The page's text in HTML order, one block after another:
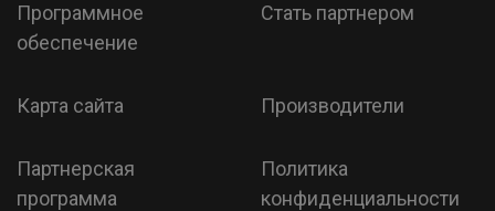
Программное
обеспечение
Стать партнером
Карта сайта Производители
Партнерская
программа
Политика
конфиденциальности